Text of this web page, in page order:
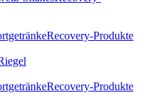
Recovery-Produkte
Recovery-Produkte